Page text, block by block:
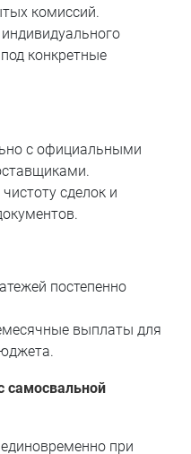
комиссий.
конкретные
с официальными
сделок и
постепенно
выплаты для
самосвальной
при